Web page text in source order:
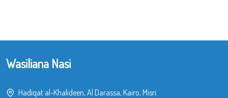
Wasiliana Nasi
Hadiqat al-Khalideen, Al Darassa, Kairo, Misri.